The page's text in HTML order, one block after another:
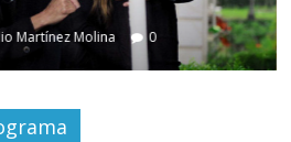
Martínez Molina 0